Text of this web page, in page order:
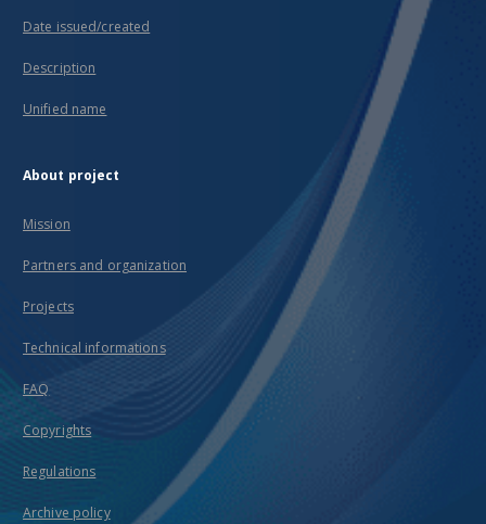
Date issued/created
Description
Unified name
About project
Mission
Partners and organization
Projects
Technical informations
FAQ
Copyrights
Regulations
Archive policy